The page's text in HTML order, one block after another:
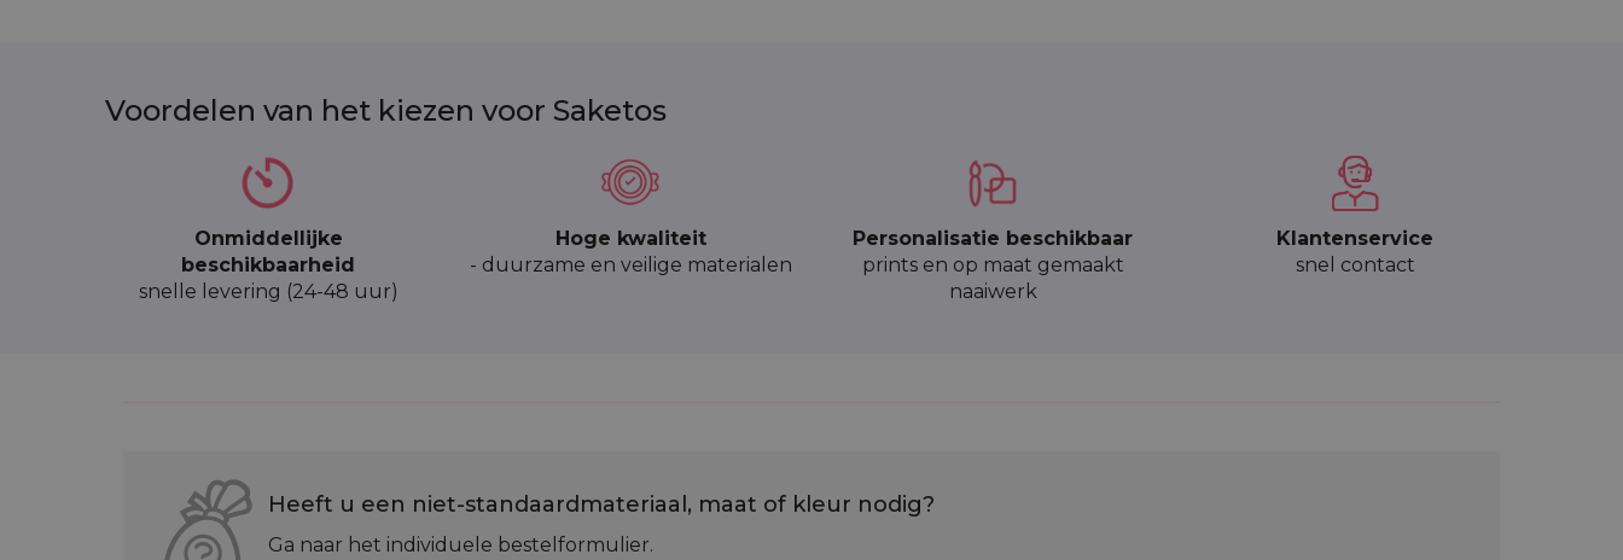
Voordelen van het kiezen voor Saketos
Onmiddellijke
beschikbaarheid
snelle levering (24-48 uur)
Hoge kwaliteit
- duurzame en veilige materialen
Personalisatie beschikbaar
prints en op maat gemaakt
naaiwerk
Klantenservice
snel contact
Heeft u een niet-standaardmateriaal, maat of kleur nodig?
Ga naar het individuele bestelformulier.